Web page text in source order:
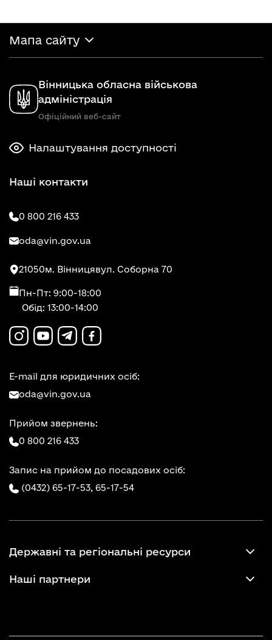
Мапа сайту
Вінницька обласна військова
адміністрація
Офіційний веб-сайт
Налаштування доступності
Наші контакти
0 800 216 433
oda@vin.gov.ua
21050м. Вінницявул. Соборна 70
Пн-Пт: 9:00-18:00
Обід: 13:00-14:00
E-mail для юридичних осіб:
oda@vin.gov.ua
Прийом звернень:
0 800 216 433
Запис на прийом до посадових осіб:
(0432) 65-17-53, 65-17-54
Державні та регіональні ресурси
Наші партнери